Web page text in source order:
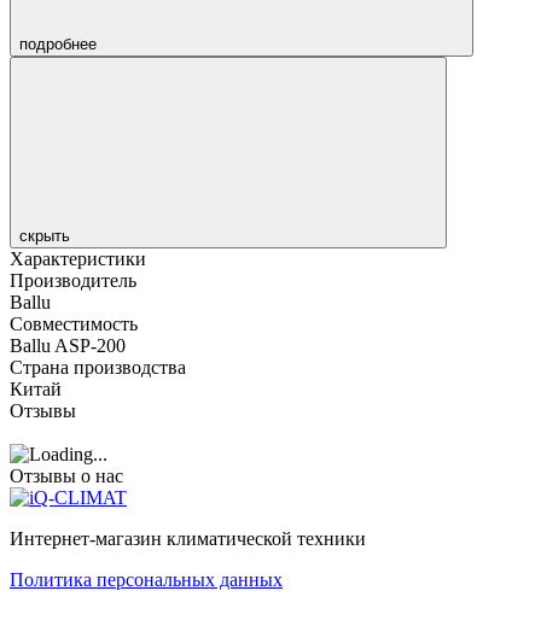
подробнее
скрыть
Характеристики
Производитель
Ballu
Совместимость
Ballu ASP-200
Страна производства
Китай
Отзывы
Отзывы о нас
Интернет-магазин климатической техники
Политика персональных данных